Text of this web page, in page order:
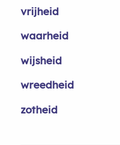
vrijheid
waarheid
wijsheid
wreedheid
zotheid